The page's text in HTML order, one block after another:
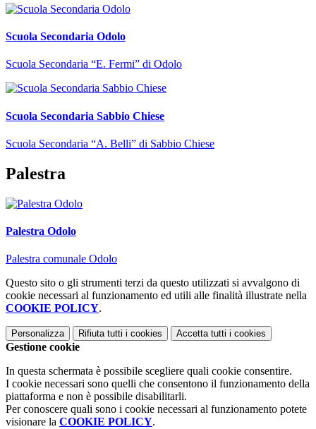
Scuola Secondaria Odolo
Scuola Secondaria “E. Fermi” di Odolo
Scuola Secondaria Sabbio Chiese
Scuola Secondaria “A. Belli” di Sabbio Chiese
Palestra
Palestra Odolo
Palestra comunale Odolo
Questo sito o gli strumenti terzi da questo utilizzati si avvalgono di
cookie necessari al funzionamento ed utili alle finalità illustrate nella
COOKIE POLICY.
Personalizza Rifiuta tutti i cookies Accetta tutti i cookies
Gestione cookie
In questa schermata è possibile scegliere quali cookie consentire.
I cookie necessari sono quelli che consentono il funzionamento della
piattaforma e non è possibile disabilitarli.
Per conoscere quali sono i cookie necessari al funzionamento potete
visionare la COOKIE POLICY.